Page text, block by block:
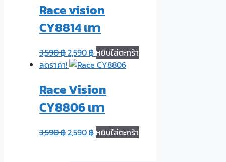
Race vision
CY8814 เทา
3,590฿2,590 ฿ หยิบใส่ตะกร้า
ลดราคา!
Race Vision
CY8806 เทา
3,590฿2,590 ฿ หยิบใส่ตะกร้า